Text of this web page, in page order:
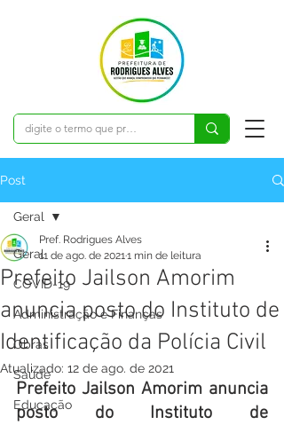
Post
Geral
COVID-19
Administração e Finanças
Obras
Saúde
Educação
Geral
Prefeito Jailson Amorim
anuncia posto do Instituto de
Identificação da Polícia Civil
Pref. Rodrigues Alves
11 de ago. de 20211 min de leitura
Atualizado: 12 de ago. de 2021
Prefeito Jailson Amorim anuncia
posto do Instituto de